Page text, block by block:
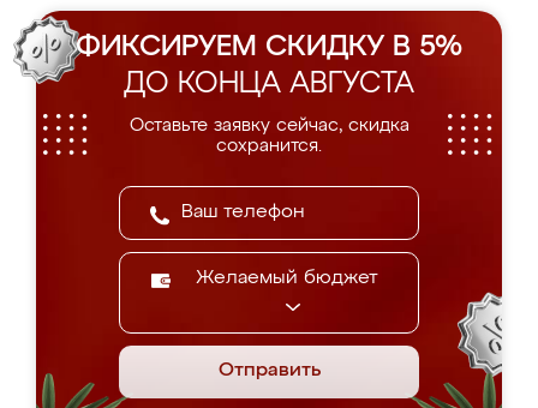
ФИКСИРУЕМ СКИДКУ В 5%
ДО КОНЦА АВГУСТА
Оставьте заявку сейчас, скидка
сохранится.
Желаемый бюджет
Отправить